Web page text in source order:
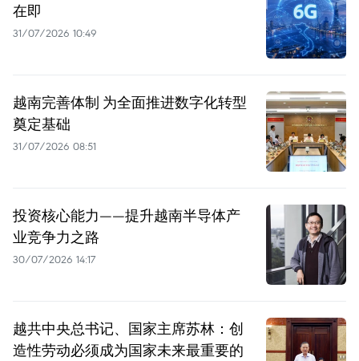
在即
31/07/2026 10:49
越南完善体制 为全面推进数字化转型
奠定基础
31/07/2026 08:51
投资核心能力——提升越南半导体产
业竞争力之路
30/07/2026 14:17
越共中央总书记、国家主席苏林：创
造性劳动必须成为国家未来最重要的